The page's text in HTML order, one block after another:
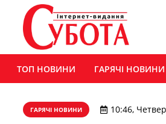
ТОП НОВИНИ ГАРЯЧІ НОВИНИ
ГАРЯЧІ НОВИНИ 10:46,